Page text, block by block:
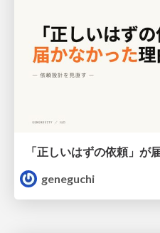
「正しいはずの依頼」が
geneguchi